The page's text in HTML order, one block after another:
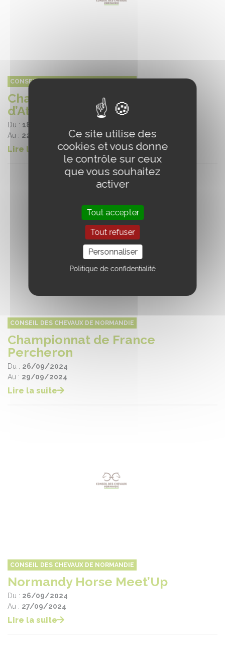
CONSEIL DES CHEVAUX DE NORMANDIE
Championnat du Monde
d’Attelage
Du : 18/09/2024
Au : 22/10/2024
Lire la suite
CONSEIL DES CHEVAUX DE NORMANDIE
Championnat de France
Percheron
Du : 26/09/2024
Au : 29/09/2024
Lire la suite
CONSEIL DES CHEVAUX DE NORMANDIE
Normandy Horse Meet’Up
Du : 26/09/2024
Au : 27/09/2024
Lire la suite
Ce site utilise des
cookies et vous donne
le contrôle sur ceux
que vous souhaitez
activer
Tout accepter
Tout refuser
Personnaliser
Politique de confidentialité